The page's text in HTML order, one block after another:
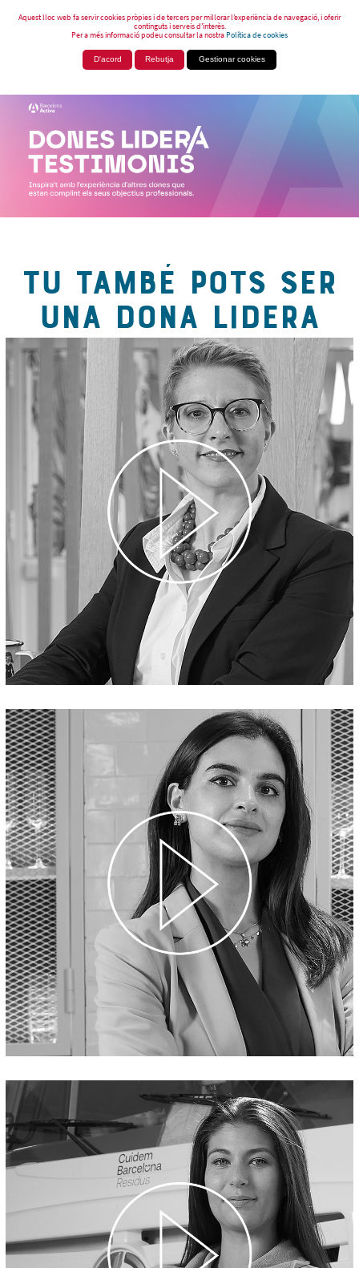
Aquest lloc web fa servir cookies pròpies i de tercers per millorar l’experiència de navegació, i oferir
continguts i serveis d’interès.
Per a més informació podeu consultar la nostraPolítica de cookies
D'acord Rebutja Gestionar cookies
TU TAMBÉ POTS SER
UNA DONA LIDERA